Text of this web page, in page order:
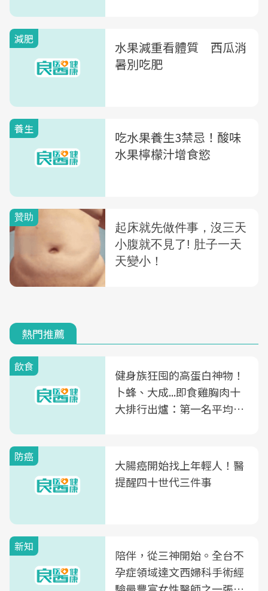
減肥
水果減重看體質 西瓜消
暑別吃肥
養生
吃水果養生3禁忌！酸味
水果檸檬汁增食慾
熱門推薦
飲食
健身族狂囤的高蛋白神物！
卜蜂、大成...即食雞胸肉十
大排行出爐：第一名平均一
防癌
大腸癌開始找上年輕人！醫
提醒四十世代三件事
新知
陪伴，從三神開始。全台不
孕症領域達文西婦科手術經